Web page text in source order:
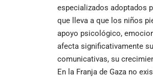
especializados adoptados
que lleva a que los niños
apoyo psicológico,
afecta significativamente
comunicativas, su
En la Franja de Gaza no